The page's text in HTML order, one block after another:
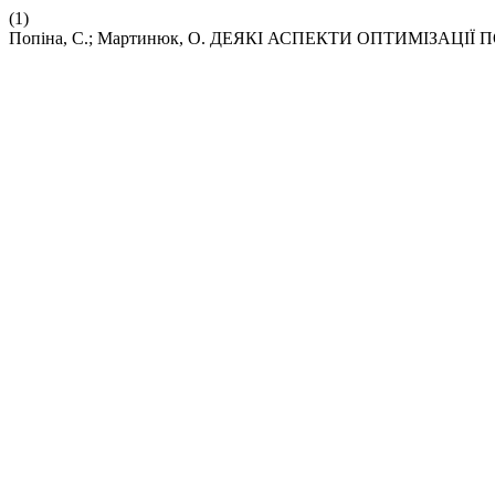
(1)
Попіна, С.; Мартинюк, О. ДЕЯКІ АСПЕКТИ